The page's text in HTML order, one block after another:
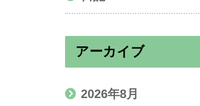
アーカイブ
2026年8月